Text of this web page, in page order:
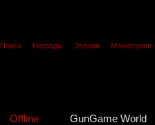
Поиск Награды Звания Мониторинг
Offline GunGame World